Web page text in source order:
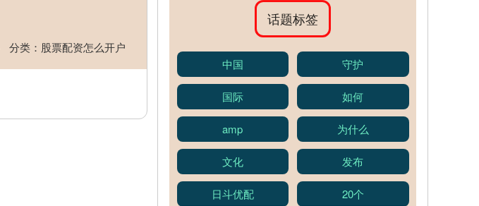
分类： 股票配资怎么开户
话题标签
中国 守护
国际 如何
amp 为什么
文化 发布
日斗优配 20个